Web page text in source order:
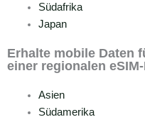
Südafrika
Japan
Erhalte mobile Daten
einer regionalen
Asien
Südamerika